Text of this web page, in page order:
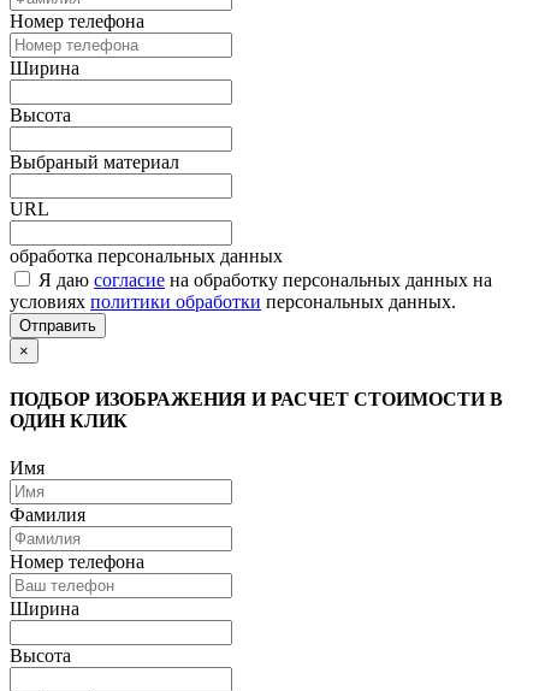
Номер телефона
Ширина
Высота
Выбраный материал
URL
обработка персональных данных
Я даю согласие на обработку персональных данных на
условиях политики обработки персональных данных.
Отправить
×
ПОДБОР ИЗОБРАЖЕНИЯ И РАСЧЕТ СТОИМОСТИ В
ОДИН КЛИК
Имя
Фамилия
Номер телефона
Ширина
Высота